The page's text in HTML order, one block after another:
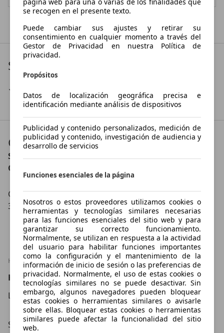
Mostrar todas las últimas ofertas
Servicios
Contacto
SPORT TURISMO OCASION
Contáctanos en:
CALLE CASTILLA 60
39009 SANTANDER
Mostrar número
HORARIO
Horario
Lu – Vi
09:30 – 13:30 Hora
16:00 – 20:00 Hora
Sá
10:00 – 13:00 Hora
se recogen en el presente texto.
Puede cambiar sus ajustes y retirar su
consentimiento en cualquier momento a través del
Gestor de Privacidad en nuestra Política de
privacidad.
Propósitos
Datos de localización geográfica precisa e
identificación mediante análisis de dispositivos
Publicidad y contenido personalizados, medición de
publicidad y contenido, investigación de audiencia y
desarrollo de servicios
Funciones esenciales de la página
Nosotros o estos proveedores utilizamos cookies o
herramientas y tecnologías similares necesarias
para las funciones esenciales del sitio web y para
garantizar su correcto funcionamiento.
Normalmente, se utilizan en respuesta a la actividad
del usuario para habilitar funciones importantes
como la configuración y el mantenimiento de la
información de inicio de sesión o las preferencias de
privacidad. Normalmente, el uso de estas cookies o
tecnologías similares no se puede desactivar. Sin
embargo, algunos navegadores pueden bloquear
estas cookies o herramientas similares o avisarle
sobre ellas. Bloquear estas cookies o herramientas
similares puede afectar la funcionalidad del sitio
web.